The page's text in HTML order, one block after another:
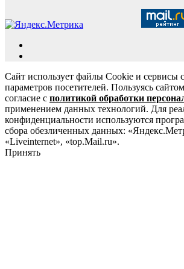
Сайт использует файлы Cookie и сервисы
параметров посетителей. Пользуясь
согласие с политикой обработки
применением данных технологий. Для
конфиденциальности используются
сбора обезличенных данных:
«Liveinternet», «top.Mail.ru».
Принять